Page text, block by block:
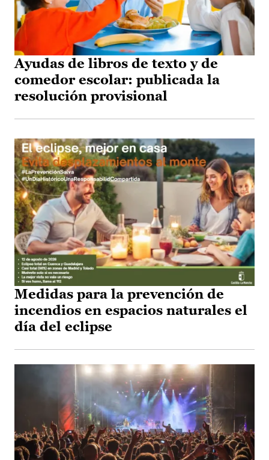
Ayudas de libros de texto y de
comedor escolar: publicada la
resolución provisional
Medidas para la prevención de
incendios en espacios naturales el
día del eclipse